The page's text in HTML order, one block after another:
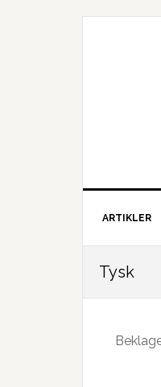
ARTIKLER
Tysk